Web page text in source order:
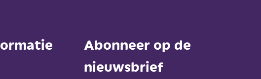
Abonneer op de
nieuwsbrief